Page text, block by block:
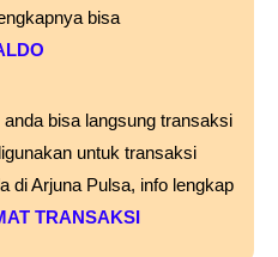
bisa
bisa langsung transaksi
untuk transaksi
di Arjuna Pulsa, info lengkap
TRANSAKSI